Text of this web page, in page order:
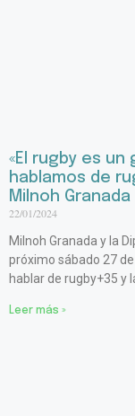
«El rugby es
hablamos de
Milnoh Granada
22/01/2024
Milnoh Granada y la
próximo sábado 27
hablar de rugby+35 y
Leer más »